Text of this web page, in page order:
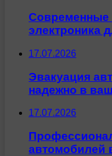
электроника
17.07.2026
Эвакуация
надежно в
17.07.2026
автомобилей